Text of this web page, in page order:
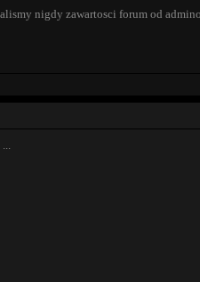
nigdy zawartosci forum od